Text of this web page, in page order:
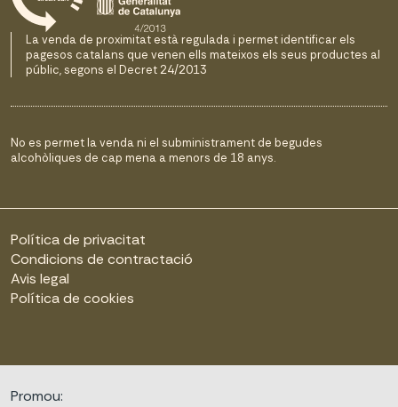
La venda de proximitat està regulada i permet identificar els
pagesos catalans que venen ells mateixos els seus productes al
públic, segons el Decret 24/2013
No es permet la venda ni el subministrament de begudes
alcohòliques de cap mena a menors de 18 anys.
Política de privacitat
Condicions de contractació
Avis legal
Política de cookies
Promou: